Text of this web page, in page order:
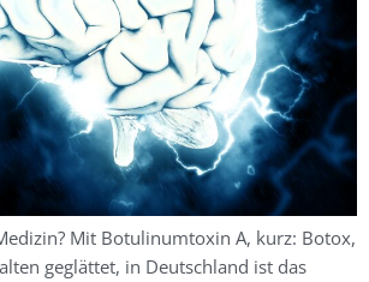
Mit Botulinumtoxin A, kurz: Botox,
geglättet, in Deutschland ist das